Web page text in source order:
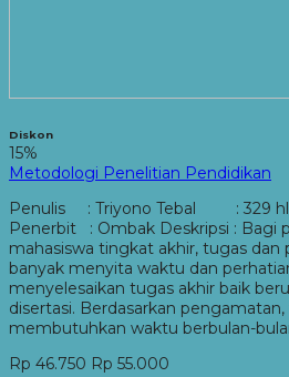
Diskon
15%
Metodologi Penelitian Pendidikan
Penulis : Triyono Tebal : 329
Penerbit : Ombak Deskripsi : Bagi
mahasiswa tingkat akhir, tugas dan
banyak menyita waktu dan
menyelesaikan tugas akhir baik
disertasi. Berdasarkan
membutuhkan waktu berbulan-
Rp 46.750 Rp 55.000